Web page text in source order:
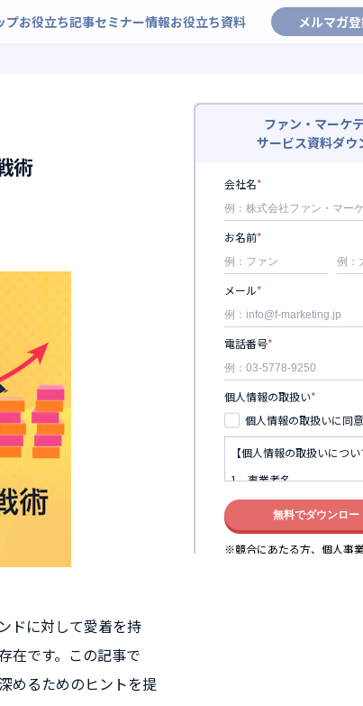
プお役立ち記事セミナー情報お役立ち資料 メルマガ
術
ドに対して愛着を持
在です。この記事で
めるためのヒントを提